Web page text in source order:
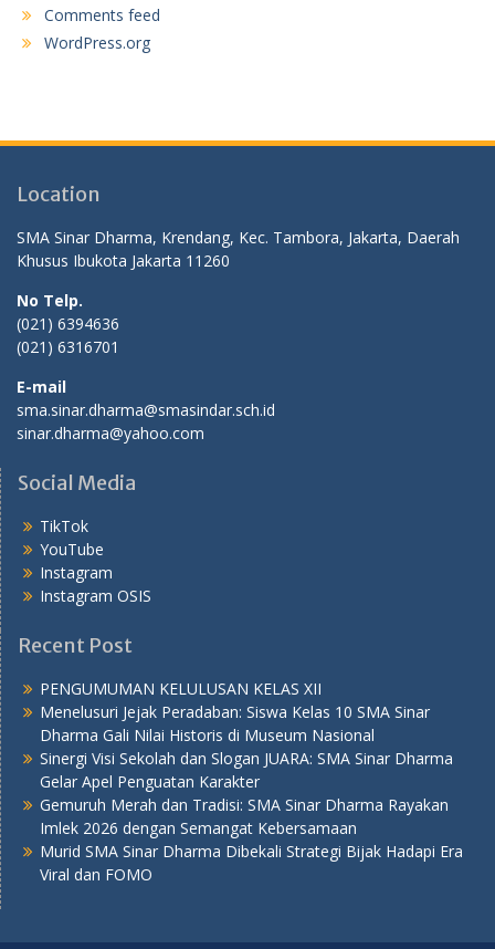
Comments feed
WordPress.org
Location
SMA Sinar Dharma, Krendang, Kec. Tambora, Jakarta, Daerah
Khusus Ibukota Jakarta 11260
No Telp.
(021) 6394636
(021) 6316701
E-mail
sma.sinar.dharma@smasindar.sch.id
sinar.dharma@yahoo.com
Social Media
TikTok
YouTube
Instagram
Instagram OSIS
Recent Post
PENGUMUMAN KELULUSAN KELAS XII
Menelusuri Jejak Peradaban: Siswa Kelas 10 SMA Sinar
Dharma Gali Nilai Historis di Museum Nasional
Sinergi Visi Sekolah dan Slogan JUARA: SMA Sinar Dharma
Gelar Apel Penguatan Karakter
Gemuruh Merah dan Tradisi: SMA Sinar Dharma Rayakan
Imlek 2026 dengan Semangat Kebersamaan
Murid SMA Sinar Dharma Dibekali Strategi Bijak Hadapi Era
Viral dan FOMO